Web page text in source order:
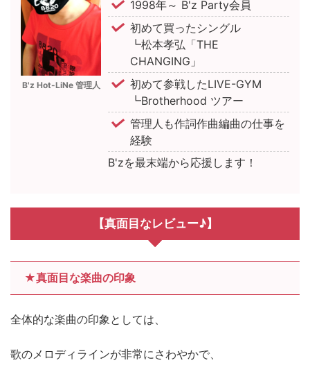
B'z Hot-LiNe 管理人
1998年～ B'z Party会員
初めて買ったシングル
┗松本孝弘「THE
CHANGING」
初めて参戦したLIVE-GYM
┗Brotherhood ツアー
管理人も作詞作曲編曲の仕事を
経験
B'zを最末端から応援します！
【真面目なレビュー♪】
★真面目な楽曲の印象
全体的な楽曲の印象としては、
歌のメロディラインが非常にさわやかで、